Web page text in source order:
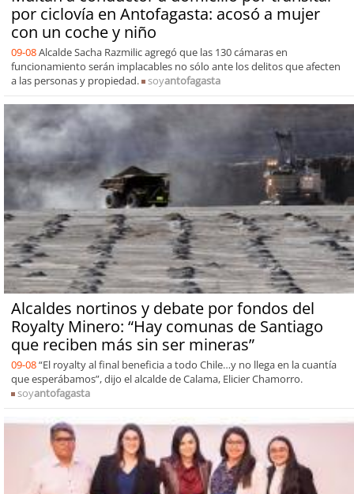
por ciclovía en Antofagasta: acosó a mujer
con un coche y niño
09-08Alcalde Sacha Razmilic agregó que las 130 cámaras en
funcionamiento serán implacables no sólo ante los delitos que afecten
a las personas y propiedad.
soyantofagasta
Alcaldes nortinos y debate por fondos del
Royalty Minero: “Hay comunas de Santiago
que reciben más sin ser mineras”
09-08“El royalty al final beneficia a todo Chile…y no llega en la cuantía
que esperábamos”, dijo el alcalde de Calama, Elicier Chamorro.
soyantofagasta